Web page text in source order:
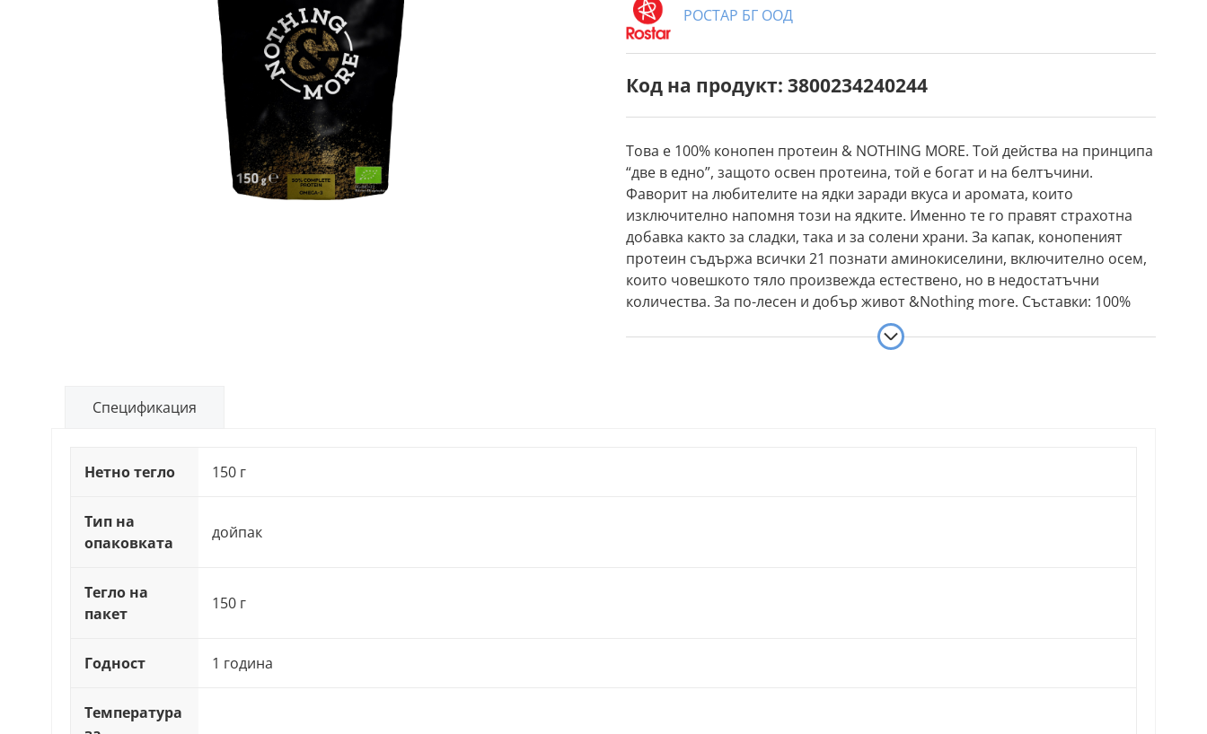
РОСТАР БГ ООД
Код на продукт: 3800234240244
Това е 100% конопен протеин & NOTHING MORE. Той действа на принципа
“две в едно”, защото освен протеина, той е богат и на белтъчини.
Фаворит на любителите на ядки заради вкуса и аромата, които
изключително напомня този на ядките. Именно те го правят страхотна
добавка както за сладки, така и за солени храни. За капак, конопеният
протеин съдържа всички 21 познати аминокиселини, включително осем,
които човешкото тяло произвежда естествено, но в недостатъчни
количества. За по-лесен и добър живот &Nothing more. Съставки: 100%
Спецификация
Нетно тегло 150 г
Тип на
опаковката
дойпак
Тегло на
пакет
150 г
Годност 1 година
Температура